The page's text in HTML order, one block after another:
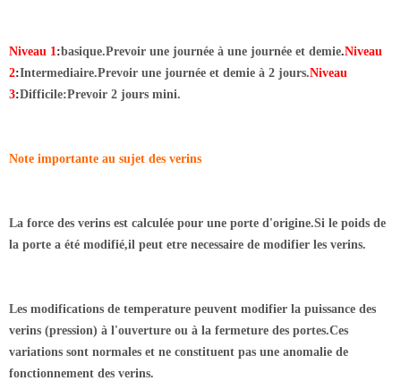
Niveau 1 :basique.Prevoir une journée à une journée et demie.Niveau
2:Intermediaire.Prevoir une journée et demie à 2 jours.Niveau
3:Difficile:Prevoir 2 jours mini.
Note importante au sujet des verins
La force des verins est calculée pour une porte d'origine.Si le poids de
la porte a été modifié,il peut etre necessaire de modifier les verins.
Les modifications de temperature peuvent modifier la puissance des
verins (pression) à l'ouverture ou à la fermeture des portes.Ces
variations sont normales et ne constituent pas une anomalie de
fonctionnement des verins.